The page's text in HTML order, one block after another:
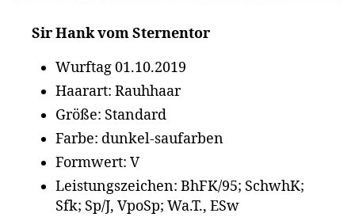
Sir Hank vom Sternentor
Wurftag 01.10.2019
Haarart: Rauhhaar
Größe: Standard
Farbe: dunkel-saufarben
Formwert: V
Leistungszeichen: BhFK/95; SchwhK;
Sfk; Sp/J, VpoSp; Wa.T., ESw